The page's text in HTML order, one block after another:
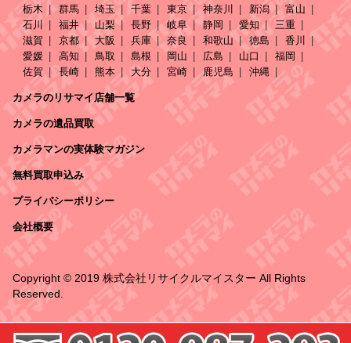
栃木
群馬 埼玉 千葉 東京 神奈川 新潟
富山
石川
福井 山梨 長野 岐阜 静岡 愛知
三重
滋賀
京都 大阪 兵庫 奈良 和歌山 徳島
香川
愛媛
高知 鳥取 島根 岡山 広島 山口
福岡
佐賀
長崎 熊本 大分 宮崎 鹿児島 沖縄
カメラのリサマイ店舗一覧
カメラの遺品買取
カメラマンの実体験マガジン
無料買取申込み
プライバシーポリシー
会社概要
Copyright © 2019 株式会社リサイクルマイスター All Rights
Reserved.